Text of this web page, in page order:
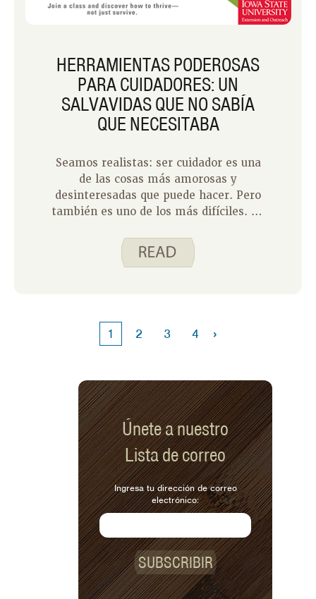
HERRAMIENTAS PODEROSAS
PARA CUIDADORES: UN
SALVAVIDAS QUE NO SABÍA
QUE NECESITABA
Seamos realistas: ser cuidador es una
de las cosas más amorosas y
desinteresadas que puede hacer. Pero
también es uno de los más difíciles. Ya
cónyuge, hijo, amigo o vecino, el costo
emocional y físico puede sorprenderlo.
clase, es un cambio de juego.
1 2 3 4 ›
Únete a nuestro
Lista de correo
Ingresa tu dirección de correo
electrónico:
SUBSCRIBIR